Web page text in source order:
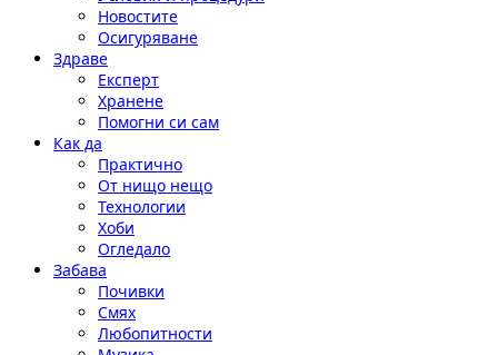
Новостите
Осигуряване
Здраве
Експерт
Хранене
Помогни си сам
Как да
Практично
От нищо нещо
Технологии
Хоби
Огледало
Забава
Почивки
Смях
Любопитности